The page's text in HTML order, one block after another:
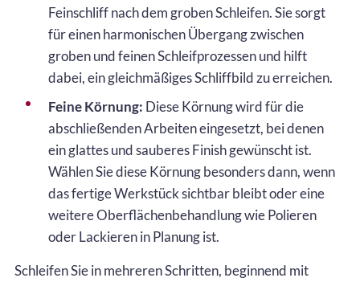
Feinschliff nach dem groben Schleifen. Sie sorgt
für einen harmonischen Übergang zwischen
groben und feinen Schleifprozessen und hilft
dabei, ein gleichmäßiges Schliffbild zu erreichen.
Feine Körnung: Diese Körnung wird für die
abschließenden Arbeiten eingesetzt, bei denen
ein glattes und sauberes Finish gewünscht ist.
Wählen Sie diese Körnung besonders dann, wenn
das fertige Werkstück sichtbar bleibt oder eine
weitere Oberflächenbehandlung wie Polieren
oder Lackieren in Planung ist.
Schleifen Sie in mehreren Schritten, beginnend mit